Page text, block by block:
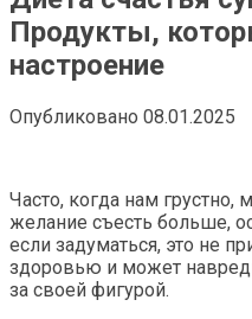
Продукты,
настроение
Опубликовано 08.01.2025
Часто, когда нам
желание съесть больше,
если задуматься, это не
здоровью и может
за своей фигурой.